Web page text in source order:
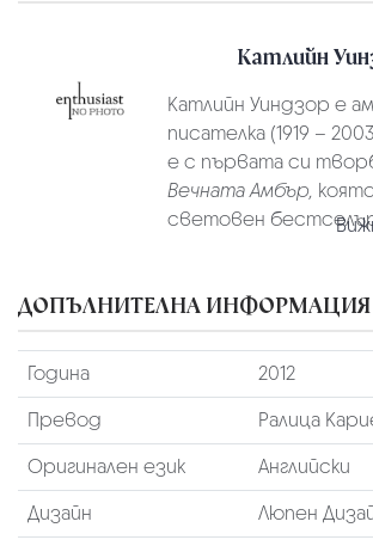
Катлийн
Катлийн Уиндзор е
писателка (1919 –
е с първата си
Вечната Амбър,
световен
ДОПЪЛНИТЕЛНА ИНФОРМАЦИЯ
Година
2012
Превод
Ралица
Оригинален език
Английски
Дизайн
Люпен